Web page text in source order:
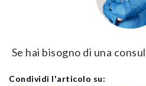
Se hai bisogno di una
Condividi l'articolo su: